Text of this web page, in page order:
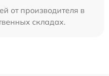
от производителя в
складах.